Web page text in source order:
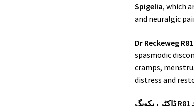
Spigelia, which
and neuralgic
Dr Reckeweg R81
spasmodic
cramps,
distress and